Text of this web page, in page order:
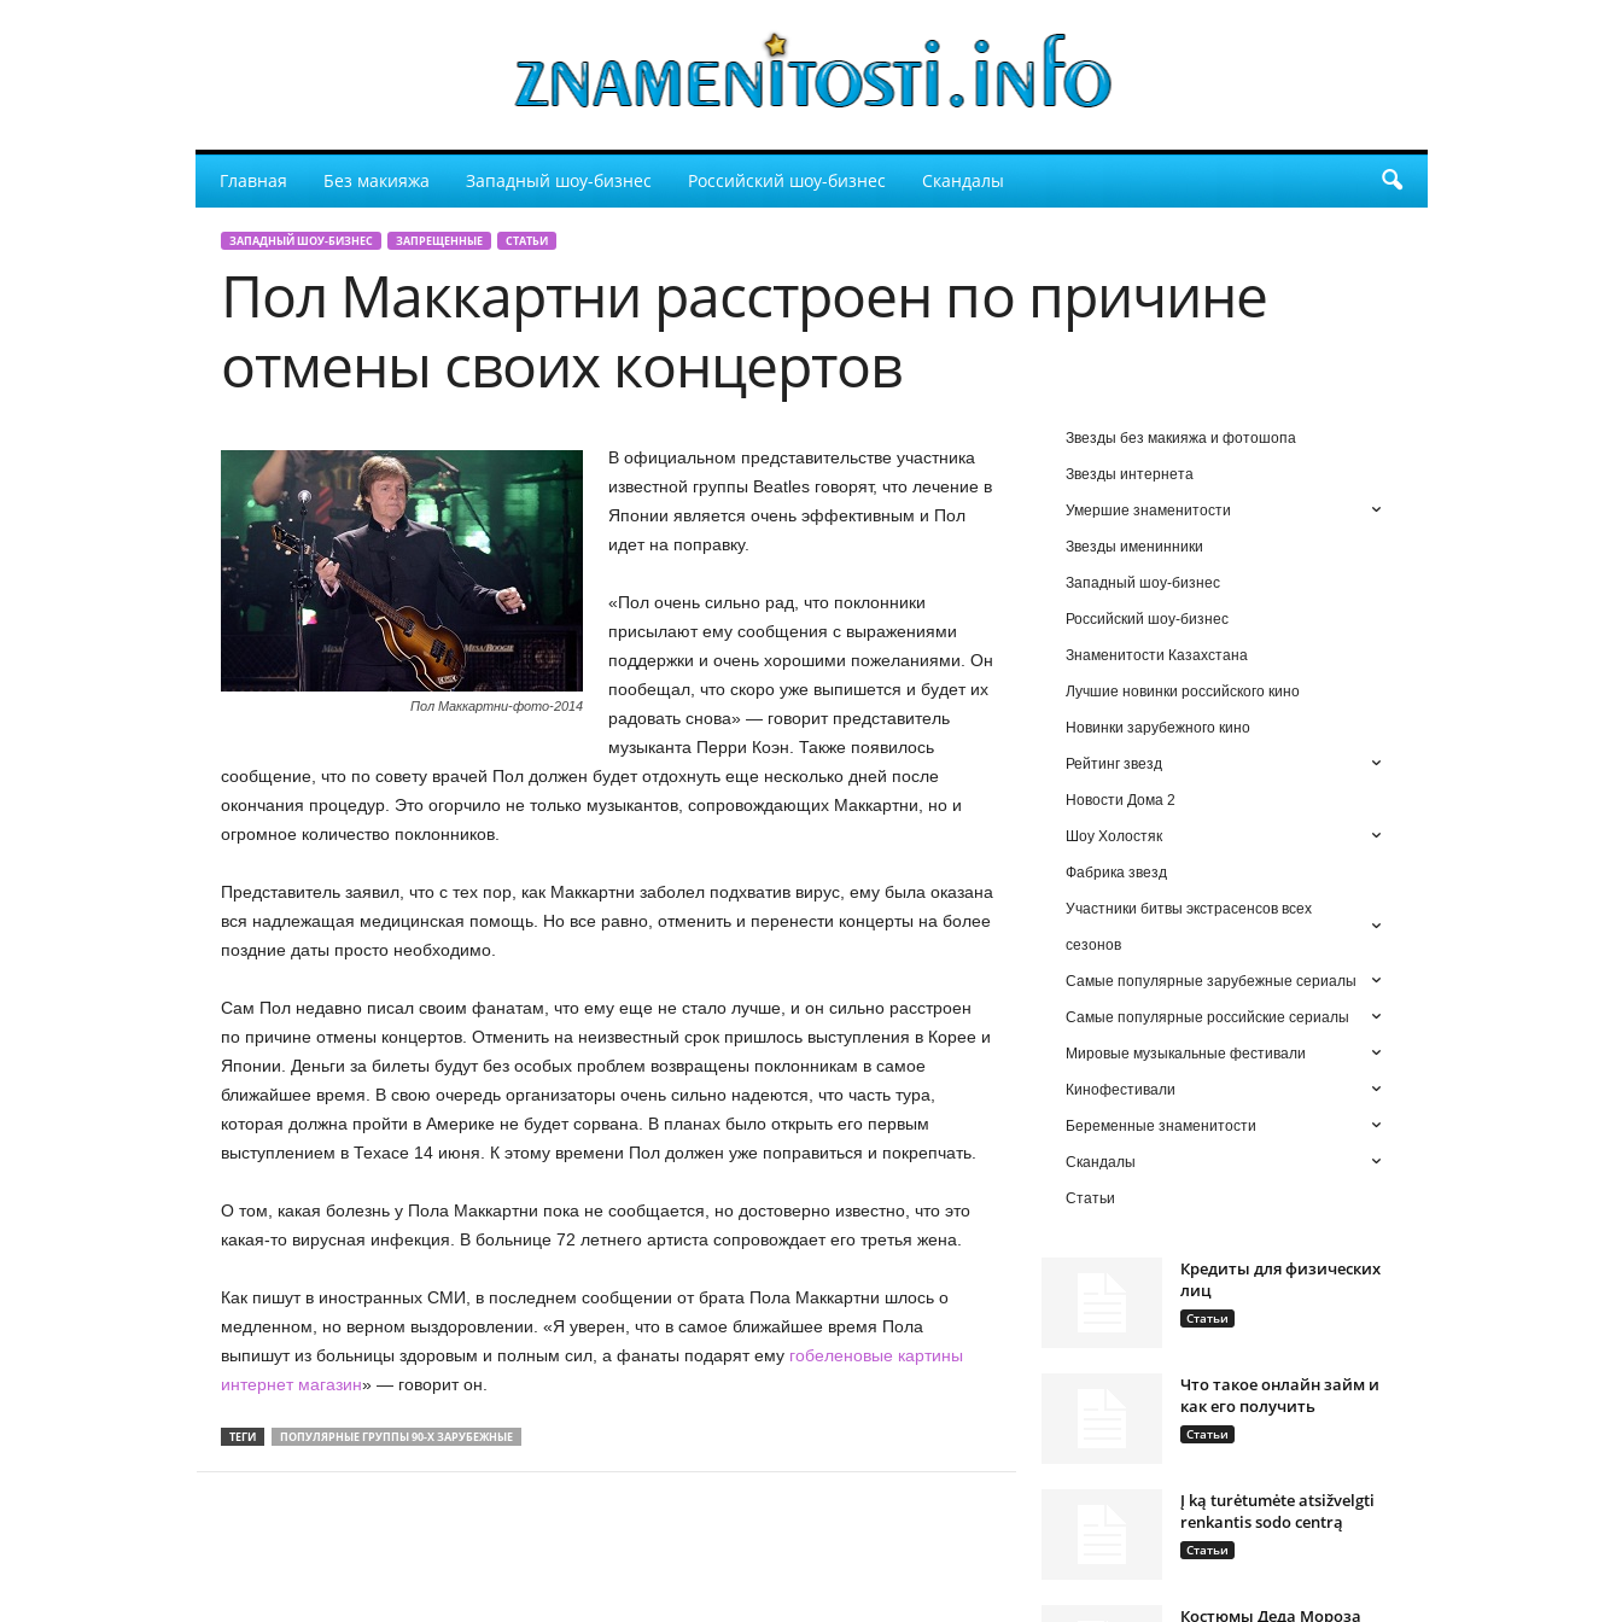
Главная Без макияжа Западный шоу-бизнес Российский шоу-бизнес Скандалы
ЗАПАДНЫЙ ШОУ-БИЗНЕС ЗАПРЕЩЕННЫЕ СТАТЬИ
Пол Маккартни расстроен по причине
отмены своих концертов
Пол Маккартни-фото-2014
В официальном представительстве участника
известной группы Beatles говорят, что лечение в
Японии является очень эффективным и Пол
идет на поправку.
«Пол очень сильно рад, что поклонники
присылают ему сообщения с выражениями
поддержки и очень хорошими пожеланиями. Он
пообещал, что скоро уже выпишется и будет их
радовать снова» — говорит представитель
музыканта Перри Коэн. Также появилось
сообщение, что по совету врачей Пол должен будет отдохнуть еще несколько дней после
окончания процедур. Это огорчило не только музыкантов, сопровождающих Маккартни, но и
огромное количество поклонников.
Представитель заявил, что с тех пор, как Маккартни заболел подхватив вирус, ему была оказана
вся надлежащая медицинская помощь. Но все равно, отменить и перенести концерты на более
поздние даты просто необходимо.
Сам Пол недавно писал своим фанатам, что ему еще не стало лучше, и он сильно расстроен
по причине отмены концертов. Отменить на неизвестный срок пришлось выступления в Корее и
Японии. Деньги за билеты будут без особых проблем возвращены поклонникам в самое
ближайшее время. В свою очередь организаторы очень сильно надеются, что часть тура,
которая должна пройти в Америке не будет сорвана. В планах было открыть его первым
выступлением в Техасе 14 июня. К этому времени Пол должен уже поправиться и покрепчать.
О том, какая болезнь у Пола Маккартни пока не сообщается, но достоверно известно, что это
какая-то вирусная инфекция. В больнице 72 летнего артиста сопровождает его третья жена.
Как пишут в иностранных СМИ, в последнем сообщении от брата Пола Маккартни шлось о
медленном, но верном выздоровлении. «Я уверен, что в самое ближайшее время Пола
выпишут из больницы здоровым и полным сил, а фанаты подарят ему гобеленовые картины
интернет магазин» — говорит он.
ТЕГИ ПОПУЛЯРНЫЕ ГРУППЫ 90-Х ЗАРУБЕЖНЫЕ
Звезды без макияжа и фотошопа
Звезды интернета
Умершие знаменитости
Звезды именинники
Западный шоу-бизнес
Российский шоу-бизнес
Знаменитости Казахстана
Лучшие новинки российского кино
Новинки зарубежного кино
Рейтинг звезд
Новости Дома 2
Шоу Холостяк
Фабрика звезд
Участники битвы экстрасенсов всех
сезонов
Самые популярные зарубежные сериалы
Самые популярные российские сериалы
Мировые музыкальные фестивали
Кинофестивали
Беременные знаменитости
Скандалы
Статьи
Кредиты для физических
лиц
Статьи
Что такое онлайн займ и
как его получить
Статьи
Į ką turėtumėte atsižvelgti
renkantis sodo centrą
Статьи
Костюмы Деда Мороза